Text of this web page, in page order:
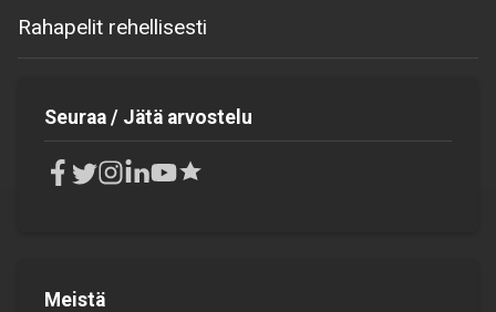
Rahapelit rehellisesti
Meistä
Seuraa / Jätä arvostelu